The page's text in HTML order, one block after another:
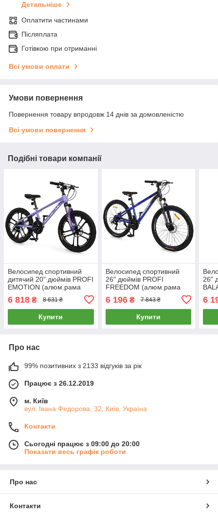
Детальніше
Оплатити частинами
Післяплата
Готівкою при отриманні
Всі умови оплати
Умови повернення
Повернення товару впродовж 14 днів за домовленістю
Всі умови повернення
Подібні товари компанії
Велосипед спортивний
дитячий 20" дюймів PROFI
EMOTION (алюм.рама
11", SHIMANO 21SP, збірка
85%) ET-2002 Бузковий
6 818 ₴ 8 631 ₴
Купити
Велосипед спортивний
26" дюймів PROFI
FREEDOM (алюм.рама
збірка 85%) FD-2605
Синій
6 196₴ 7 843 ₴
Купити
26"
6
Про нас
99% позитивних з 2133 відгуків за рік
Працює з 26.12.2019
м. Київ
вул. Івана Федорова, 32, Київ, Україна
Контакти
Сьогодні працює з 09:00 до 20:00
Показати весь графік роботи
Про нас
Контакти